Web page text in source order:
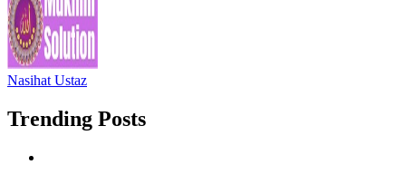
Nasihat Ustaz
Trending Posts